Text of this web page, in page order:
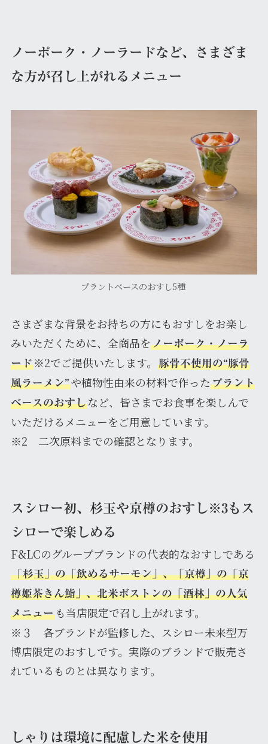
ノーポーク・ノーラードなど、さまざま
な方が召し上がれるメニュー
プラントベースのおすし5種
さまざまな背景をお持ちの方にもおすしをお楽し
みいただくために、全商品を ノーポーク・ノーラ
ード※2でご提供いたします。
豚骨不使用の“豚骨
風ラーメン”や植物性由来の材料で作った プラント
ベースのおすしなど、皆さまでお食事を楽しんで
いただけるメニューをご用意しています。
※2 二次原料までの確認となります。
スシロー初、杉玉や京樽のおすし※3もス
シローで楽しめる
F&LCのグループブランドの代表的なおすしである
「杉玉」の「飲めるサーモン」、「京樽」の「京
樽姫茶きん鮨」、北米ボストンの「酒林」の人気
メニューも当店限定で召し上がれます。
※３ 各ブランドが監修した、スシロー未来型万
博店限定のおすしです。実際のブランドで販売さ
れているものとは異なります。
しゃりは環境に配慮した米を使用